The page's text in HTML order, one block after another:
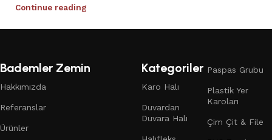
Continue reading
Bademler Zemin
Hakkımızda
Referanslar
Ürünler
Kategoriler
Karo Halı
Duvardan
Duvara Halı
Paspas Grubu
Plastik Yer
Karoları
Çim Çit & File